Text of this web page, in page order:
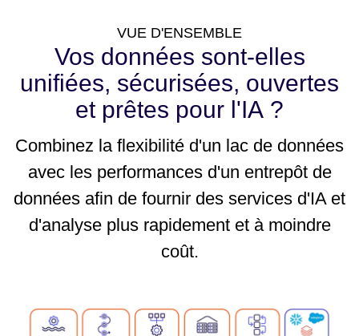
VUE D'ENSEMBLE
Vos données sont-elles
unifiées, sécurisées, ouvertes
et prêtes pour l'IA ?
Combinez la flexibilité d'un lac de données
avec les performances d'un entrepôt de
données afin de fournir des services d'IA et
d'analyse plus rapidement et à moindre
coût.